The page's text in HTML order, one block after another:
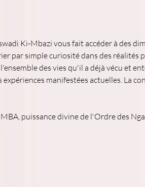
Ki-Mbazi vous fait accéder à des
par simple curiosité dans des réalités
des vies qu'il a déjà vécu et
manifestées actuelles. La
puissance divine de l'Ordre des